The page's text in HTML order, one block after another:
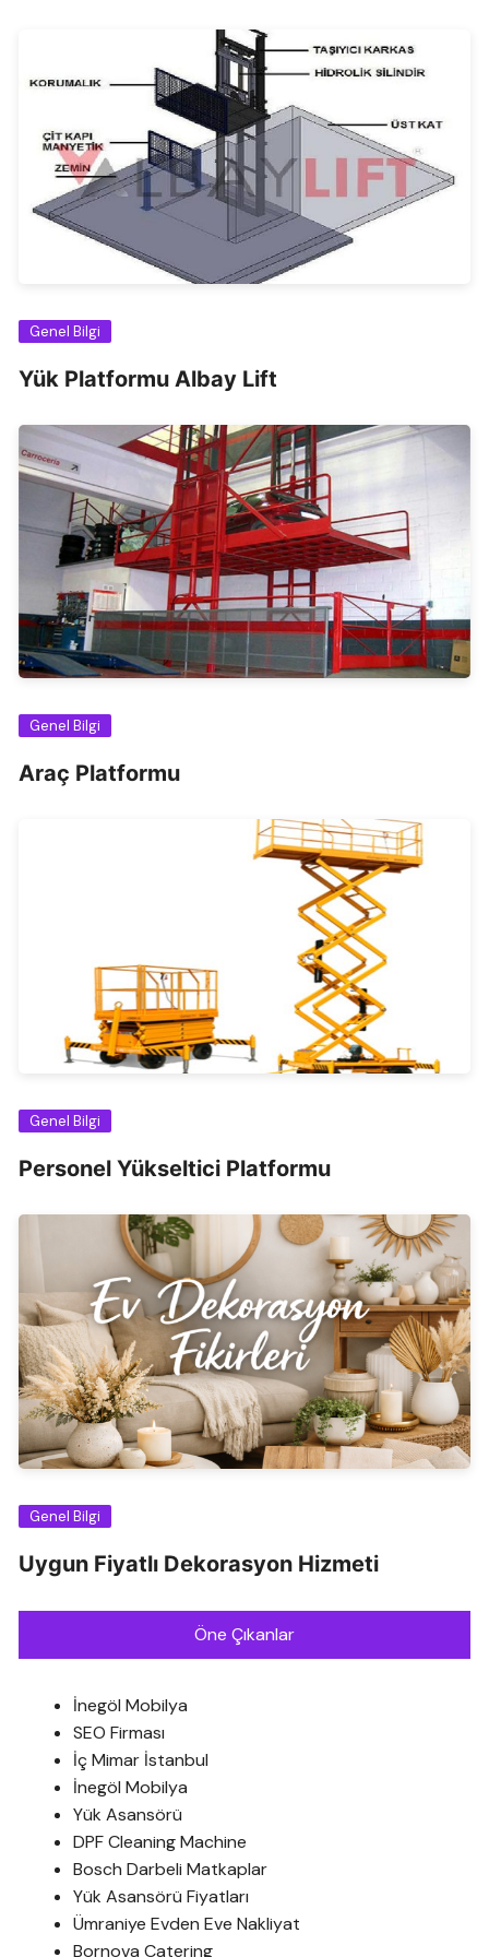
Genel Bilgi
Yük Platformu Albay Lift
Genel Bilgi
Araç Platformu
Genel Bilgi
Personel Yükseltici Platformu
Genel Bilgi
Uygun Fiyatlı Dekorasyon Hizmeti
Öne Çıkanlar
İnegöl Mobilya
SEO Firması
İç Mimar İstanbul
İnegöl Mobilya
Yük Asansörü
DPF Cleaning Machine
Bosch Darbeli Matkaplar
Yük Asansörü Fiyatları
Ümraniye Evden Eve Nakliyat
Bornova Catering